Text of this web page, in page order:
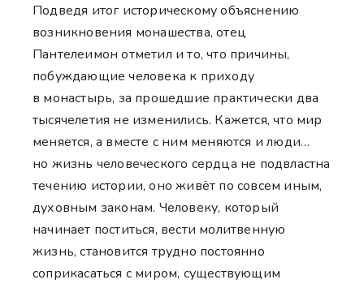
Подведя итог историческому объяснению
возникновения монашества, отец
Пантелеимон отметил и то, что причины,
побуждающие человека к приходу
в монастырь, за прошедшие практически два
тысячелетия не изменились. Кажется, что мир
меняется, а вместе с ним меняются и люди…
но жизнь человеческого сердца не подвластна
течению истории, оно живёт по совсем иным,
духовным законам. Человеку, который
начинает поститься, вести молитвенную
жизнь, становится трудно постоянно
соприкасаться с миром, существующим